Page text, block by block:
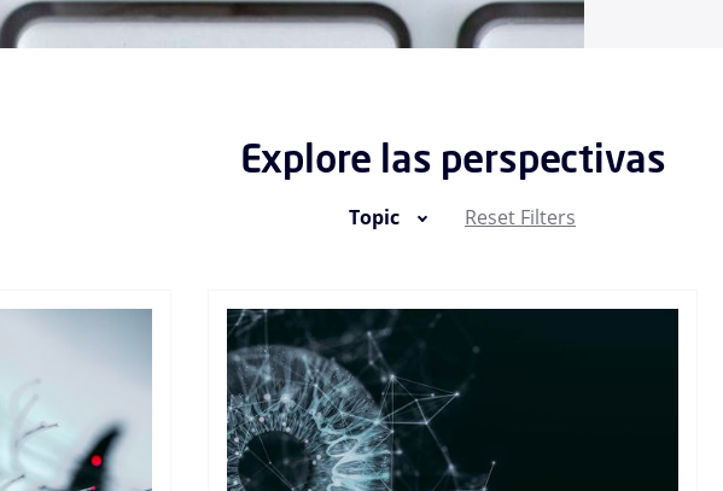
Explore las perspectivas
Topic Reset Filters